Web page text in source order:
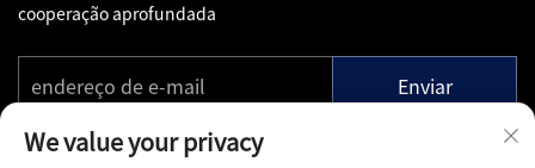
cooperação aprofundada
Enviar
We value your privacy